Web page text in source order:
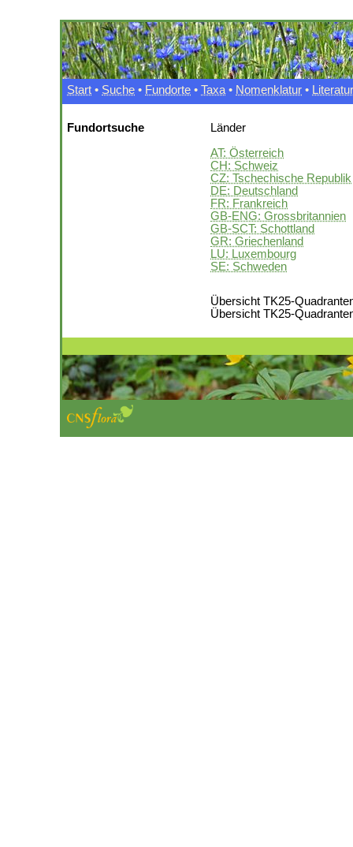
Start • Suche • Fundorte • Taxa • Nomenklatur • Literatur
Fundortsuche
Länder
AT: Österreich
CH: Schweiz
CZ: Tschechische Republik
DE: Deutschland
FR: Frankreich
GB-ENG: Grossbritannien
GB-SCT: Schottland
GR: Griechenland
LU: Luxembourg
SE: Schweden
Übersicht TK25-
Übersicht TK25-